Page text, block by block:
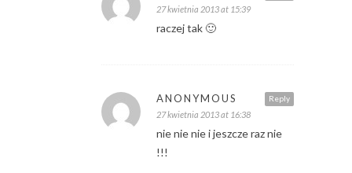
27 kwietnia 2013 at 15:39
raczej tak 🙂
Reply
ANONYMOUS
27 kwietnia 2013 at 16:38
nie nie nie i jeszcze raz nie
!!!